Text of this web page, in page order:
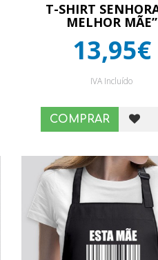
T-SHIRT
MELHOR MÃE”
13,95€
IVA Incluído
COMPRAR